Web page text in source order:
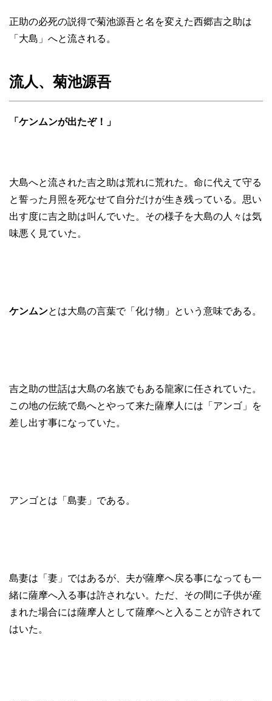
正助の必死の説得で菊池源吾と名を変えた西郷吉之助は
「大島」へと流される。
流人、菊池源吾
「ケンムンが出たぞ！」
大島へと流された吉之助は荒れに荒れた。命に代えて守る
と誓った月照を死なせて自分だけが生き残っている。思い
出す度に吉之助は叫んでいた。その様子を大島の人々は気
味悪く見ていた。
ケンムンとは大島の言葉で「化け物」という意味である。
吉之助の世話は大島の名族でもある龍家に任されていた。
この地の伝統で島へとやって来た薩摩人には「アンゴ」を
差し出す事になっていた。
アンゴとは「島妻」である。
島妻は「妻」ではあるが、夫が薩摩へ戻る事になっても一
緒に薩摩へ入る事は許されない。ただ、その間に子供が産
まれた場合には薩摩人として薩摩へと入ることが許されて
はいた。